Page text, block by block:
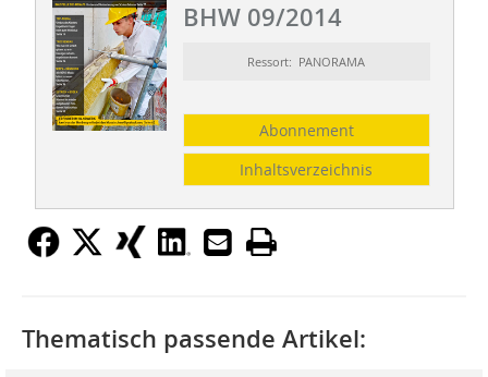
BHW 09/2014
Ressort: PANORAMA
Abonnement
Inhaltsverzeichnis
Thematisch passende Artikel: